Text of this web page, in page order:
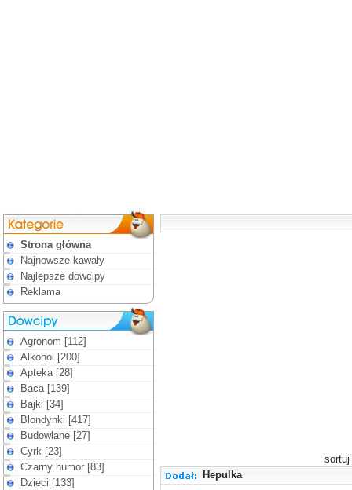
Strona główna
Najnowsze kawały
Najlepsze dowcipy
Reklama
Agronom [112]
Alkohol [200]
Apteka [28]
Baca [139]
Bajki [34]
Blondynki [417]
Budowlane [27]
Cyrk [23]
Czarny humor [83]
Dzieci [133]
Hepulka